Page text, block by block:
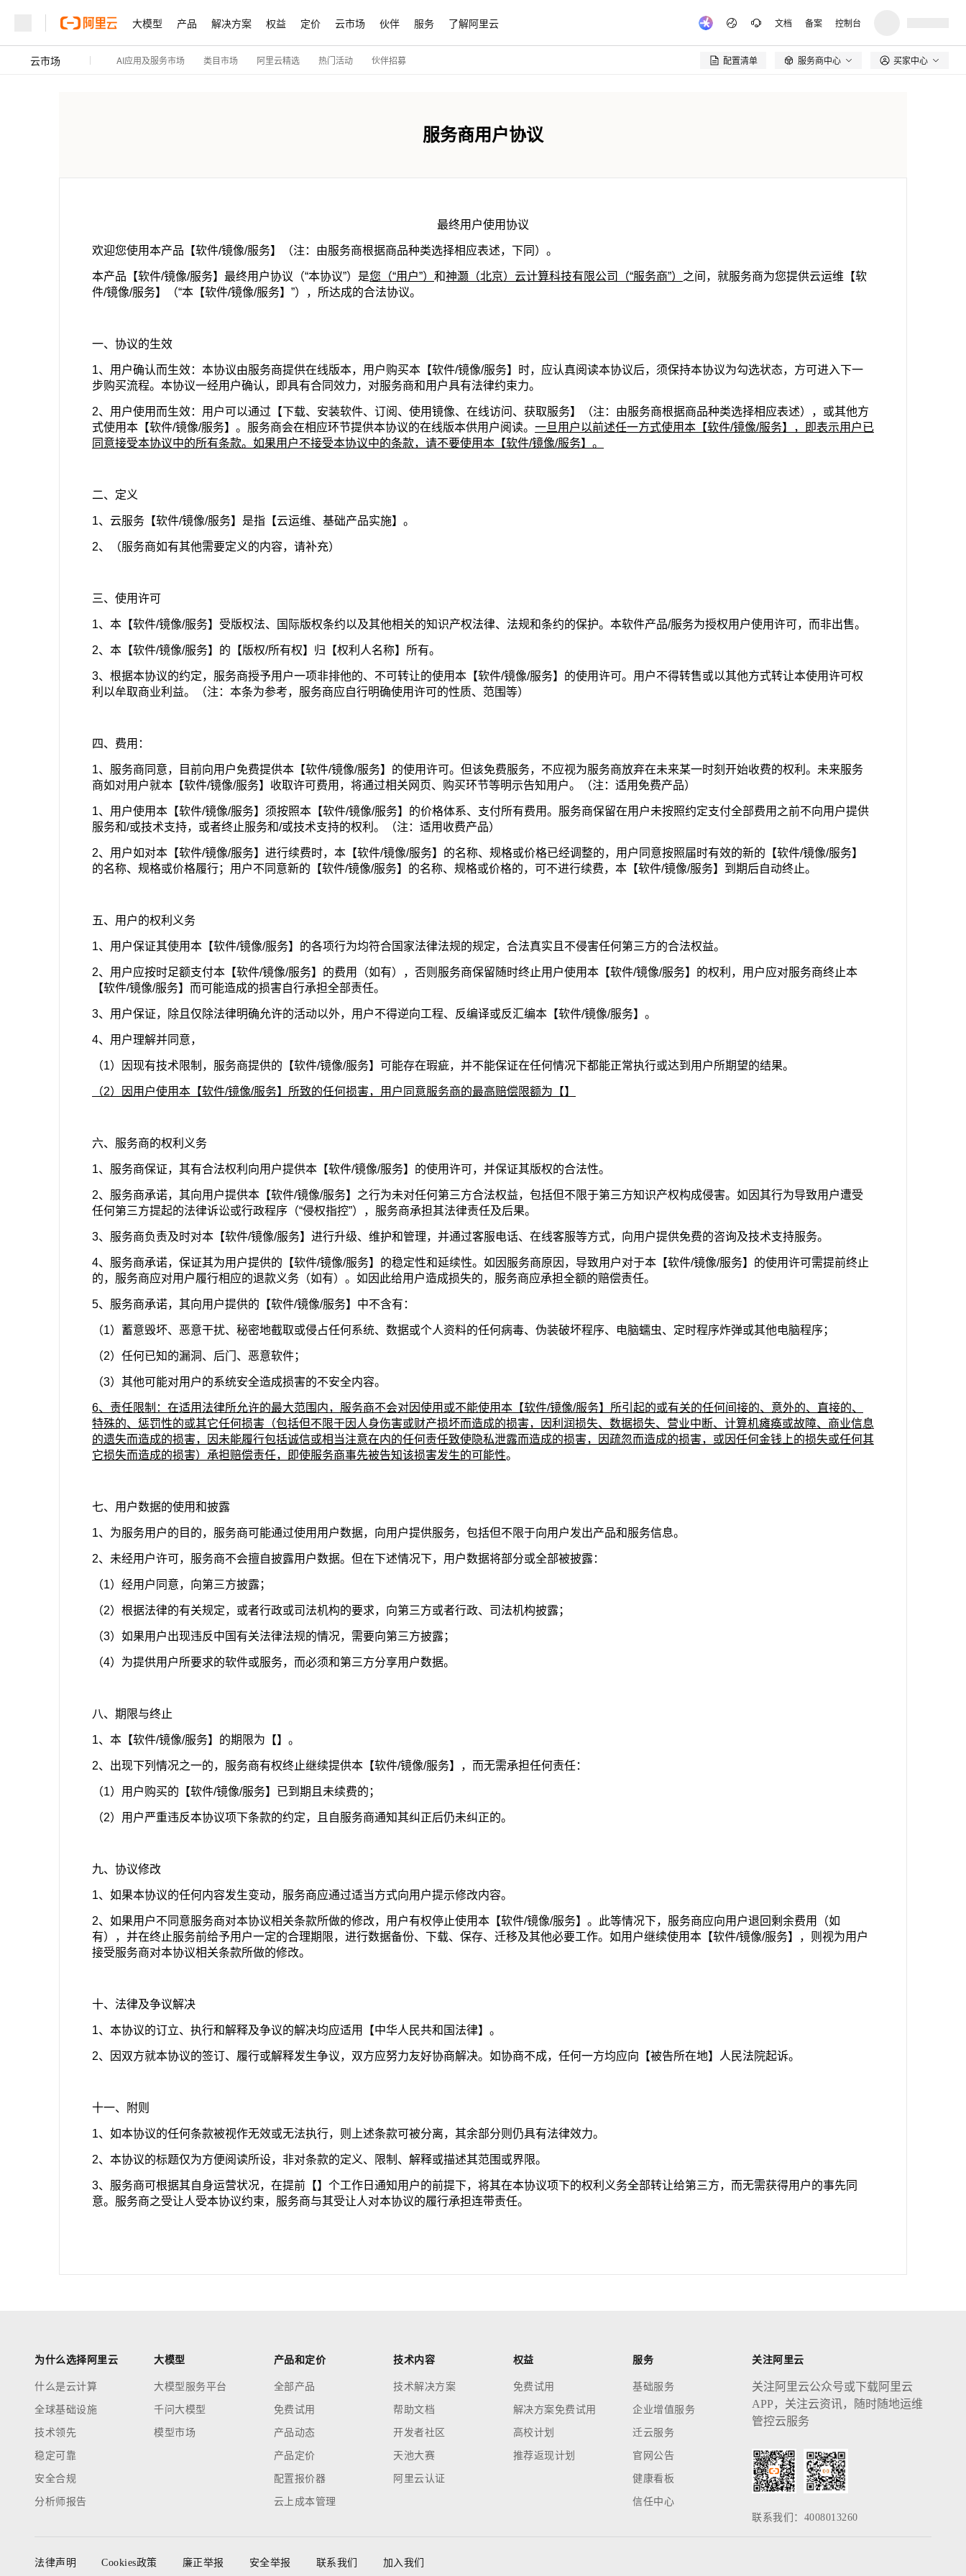
大模型 产品 解决方案 权益 定价 云市场 伙伴 服务 了解阿里云 文档 备案 控制台
云市场 AI应用及服务市场 类目市场 阿里云精选 热门活动 伙伴招募 配置清单  服务商中心 买家中心
服务商用户协议
最终用户使用协议
欢迎您使用本产品【软件/镜像/服务】（注：由服务商根据商品种类选择相应表述，下同）。
本产品【软件/镜像/服务】最终用户协议（“本协议”）是您（“用户”） 和神灏（北京）云计算科技有限公司（“服务商”） 之间，就服务商为您提供云运维【软
件/镜像/服务】（“本【软件/镜像/服务】”），所达成的合法协议。
一、协议的生效
1、用户确认而生效：本协议由服务商提供在线版本，用户购买本【软件/镜像/服务】时，应认真阅读本协议后，须保持本协议为勾选状态，方可进入下一
步购买流程。本协议一经用户确认，即具有合同效力，对服务商和用户具有法律约束力。
2、用户使用而生效：用户可以通过【下载、安装软件、订阅、使用镜像、在线访问、获取服务】（注：由服务商根据商品种类选择相应表述），或其他方
式使用本【软件/镜像/服务】。服务商会在相应环节提供本协议的在线版本供用户阅读。 一旦用户以前述任一方式使用本【软件/镜像/服务】，即表示用户已
同意接受本协议中的所有条款。如果用户不接受本协议中的条款，请不要使用本【软件/镜像/服务】。
二、定义
1、云服务【软件/镜像/服务】是指【云运维、基础产品实施】。
2、（服务商如有其他需要定义的内容，请补充）
三、使用许可
1、本【软件/镜像/服务】受版权法、国际版权条约以及其他相关的知识产权法律、法规和条约的保护。本软件产品/服务为授权用户使用许可，而非出售。
2、本【软件/镜像/服务】的【版权/所有权】归【权利人名称】所有。
3、根据本协议的约定，服务商授予用户一项非排他的、不可转让的使用本【软件/镜像/服务】的使用许可。用户不得转售或以其他方式转让本使用许可权
利以牟取商业利益。（注：本条为参考，服务商应自行明确使用许可的性质、范围等）
四、费用：
1、服务商同意，目前向用户免费提供本【软件/镜像/服务】的使用许可。但该免费服务，不应视为服务商放弃在未来某一时刻开始收费的权利。未来服务
商如对用户就本【软件/镜像/服务】收取许可费用，将通过相关网页、购买环节等明示告知用户。（注：适用免费产品）
1、用户使用本【软件/镜像/服务】须按照本【软件/镜像/服务】的价格体系、支付所有费用。服务商保留在用户未按照约定支付全部费用之前不向用户提供
服务和/或技术支持，或者终止服务和/或技术支持的权利。（注：适用收费产品）
2、用户如对本【软件/镜像/服务】进行续费时，本【软件/镜像/服务】的名称、规格或价格已经调整的，用户同意按照届时有效的新的【软件/镜像/服务】
的名称、规格或价格履行；用户不同意新的【软件/镜像/服务】的名称、规格或价格的，可不进行续费，本【软件/镜像/服务】到期后自动终止。
五、用户的权利义务
1、用户保证其使用本【软件/镜像/服务】的各项行为均符合国家法律法规的规定，合法真实且不侵害任何第三方的合法权益。
2、用户应按时足额支付本【软件/镜像/服务】的费用（如有），否则服务商保留随时终止用户使用本【软件/镜像/服务】的权利，用户应对服务商终止本
【软件/镜像/服务】而可能造成的损害自行承担全部责任。
3、用户保证，除且仅除法律明确允许的活动以外，用户不得逆向工程、反编译或反汇编本【软件/镜像/服务】。
4、用户理解并同意，
（1）因现有技术限制，服务商提供的【软件/镜像/服务】可能存在瑕疵，并不能保证在任何情况下都能正常执行或达到用户所期望的结果。
（2）因用户使用本【软件/镜像/服务】所致的任何损害，用户同意服务商的最高赔偿限额为【】
六、服务商的权利义务
1、服务商保证，其有合法权利向用户提供本【软件/镜像/服务】的使用许可，并保证其版权的合法性。
2、服务商承诺，其向用户提供本【软件/镜像/服务】之行为未对任何第三方合法权益，包括但不限于第三方知识产权构成侵害。如因其行为导致用户遭受
任何第三方提起的法律诉讼或行政程序（“侵权指控”），服务商承担其法律责任及后果。
3、服务商负责及时对本【软件/镜像/服务】进行升级、维护和管理，并通过客服电话、在线客服等方式，向用户提供免费的咨询及技术支持服务。
4、服务商承诺，保证其为用户提供的【软件/镜像/服务】的稳定性和延续性。如因服务商原因，导致用户对于本【软件/镜像/服务】的使用许可需提前终止
的，服务商应对用户履行相应的退款义务（如有）。如因此给用户造成损失的，服务商应承担全额的赔偿责任。
5、服务商承诺，其向用户提供的【软件/镜像/服务】中不含有：
（1）蓄意毁坏、恶意干扰、秘密地截取或侵占任何系统、数据或个人资料的任何病毒、伪装破坏程序、电脑蠕虫、定时程序炸弹或其他电脑程序；
（2）任何已知的漏洞、后门、恶意软件；
（3）其他可能对用户的系统安全造成损害的不安全内容。
6、责任限制：在适用法律所允许的最大范围内，服务商不会对因使用或不能使用本【软件/镜像/服务】所引起的或有关的任何间接的、意外的、直接的、
特殊的、惩罚性的或其它任何损害（包括但不限于因人身伤害或财产损坏而造成的损害，因利润损失、数据损失、营业中断、计算机瘫痪或故障、商业信息
的遗失而造成的损害，因未能履行包括诚信或相当注意在内的任何责任致使隐私泄露而造成的损害，因疏忽而造成的损害，或因任何金钱上的损失或任何其
它损失而造成的损害）承担赔偿责任，即使服务商事先被告知该损害发生的可能性。
七、用户数据的使用和披露
1、为服务用户的目的，服务商可能通过使用用户数据，向用户提供服务，包括但不限于向用户发出产品和服务信息。
2、未经用户许可，服务商不会擅自披露用户数据。但在下述情况下，用户数据将部分或全部被披露：
（1）经用户同意，向第三方披露；
（2）根据法律的有关规定，或者行政或司法机构的要求，向第三方或者行政、司法机构披露；
（3）如果用户出现违反中国有关法律法规的情况，需要向第三方披露；
（4）为提供用户所要求的软件或服务，而必须和第三方分享用户数据。
八、期限与终止
1、本【软件/镜像/服务】的期限为【】。
2、出现下列情况之一的，服务商有权终止继续提供本【软件/镜像/服务】，而无需承担任何责任：
（1）用户购买的【软件/镜像/服务】已到期且未续费的；
（2）用户严重违反本协议项下条款的约定，且自服务商通知其纠正后仍未纠正的。
九、协议修改
1、如果本协议的任何内容发生变动，服务商应通过适当方式向用户提示修改内容。
2、如果用户不同意服务商对本协议相关条款所做的修改，用户有权停止使用本【软件/镜像/服务】。此等情况下，服务商应向用户退回剩余费用（如
有），并在终止服务前给予用户一定的合理期限，进行数据备份、下载、保存、迁移及其他必要工作。如用户继续使用本【软件/镜像/服务】，则视为用户
接受服务商对本协议相关条款所做的修改。
十、法律及争议解决
1、本协议的订立、执行和解释及争议的解决均应适用【中华人民共和国法律】。
2、因双方就本协议的签订、履行或解释发生争议，双方应努力友好协商解决。如协商不成，任何一方均应向【被告所在地】人民法院起诉。
十一、附则
1、如本协议的任何条款被视作无效或无法执行，则上述条款可被分离，其余部分则仍具有法律效力。
2、本协议的标题仅为方便阅读所设，非对条款的定义、限制、解释或描述其范围或界限。
3、服务商可根据其自身运营状况，在提前【】个工作日通知用户的前提下，将其在本协议项下的权利义务全部转让给第三方，而无需获得用户的事先同
意。服务商之受让人受本协议约束，服务商与其受让人对本协议的履行承担连带责任。
为什么选择阿里云
什么是云计算
全球基础设施
技术领先
稳定可靠
安全合规
分析师报告
大模型
大模型服务平台
千问大模型
模型市场
产品和定价
全部产品
免费试用
产品动态
产品定价
配置报价器
云上成本管理
技术内容
技术解决方案
帮助文档
开发者社区
天池大赛
阿里云认证
权益
免费试用
解决方案免费试用
高校计划
推荐返现计划
服务
基础服务
企业增值服务
迁云服务
官网公告
健康看板
信任中心
关注阿里云
关注阿里云公众号或下载阿里云
APP，关注云资讯，随时随地运维
管控云服务
联系我们：4008013260
法律声明 Cookies政策 廉正举报 安全举报 联系我们 加入我们